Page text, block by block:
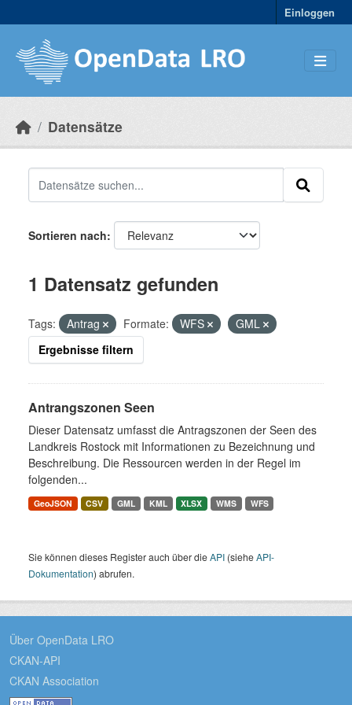
Einloggen
Datensätze
Sortieren nach
1 Datensatz gefunden
Tags: Antrag Formate: WFS
GML
Ergebnisse filtern
Antrangszonen Seen
Dieser Datensatz umfasst die Antragszonen der Seen des
Landkreis Rostock mit Informationen zu Bezeichnung und
Beschreibung. Die Ressourcen werden in der Regel im
folgenden...
GeoJSON CSV GML KML XLSX WMS WFS
Sie können dieses Register auch über dieAPI (sieheAPI-
Dokumentation) abrufen.
Über OpenData LRO
CKAN-API
CKAN Association